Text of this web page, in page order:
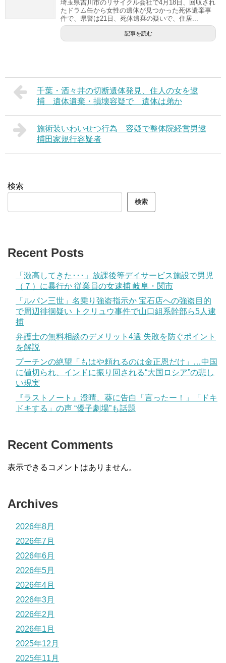
埼玉県吉川市のリサイクル会社で4月18日、回収され
たドラム缶から女性の遺体が見つかった死体遺棄事
件で、県警は21日、死体遺棄の疑いで、住居...
記事を読む
千葉・酒々井の切断遺体発見、住人の女を逮
捕 遺体遺棄・損壊容疑で 遺体は弟か
施術装いわいせつ行為 容疑で整体院経営男逮
捕田家規行容疑者
検索
検索
Recent Posts
「激高してきた･･･」放課後等デイサービス施設で男児
（７）に暴行か 従業員の女逮捕 岐阜・関市
「ルパン三世」名乗り強盗指示か 宝石店への強盗目的
で周辺徘徊疑い トクリュウ事件で山口組系幹部ら5人逮
捕
弁護士の無料相談のデメリット4選 失敗を防ぐポイント
を解説
プーチンの絶望「もはや頼れるのは金正恩だけ」…中国
に値切られ、インドに振り回される“大国ロシア”の悲し
い現実
『ラストノート』澄晴、葵に告白「言ったー！」「ドキ
ドキする」の声 “優子劇場”も話題
Recent Comments
表示できるコメントはありません。
Archives
2026年8月
2026年7月
2026年6月
2026年5月
2026年4月
2026年3月
2026年2月
2026年1月
2025年12月
2025年11月